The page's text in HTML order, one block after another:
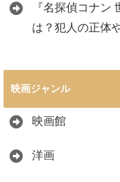
『名探偵コナン
は？犯人の正体
映画ジャンル
映画館
洋画